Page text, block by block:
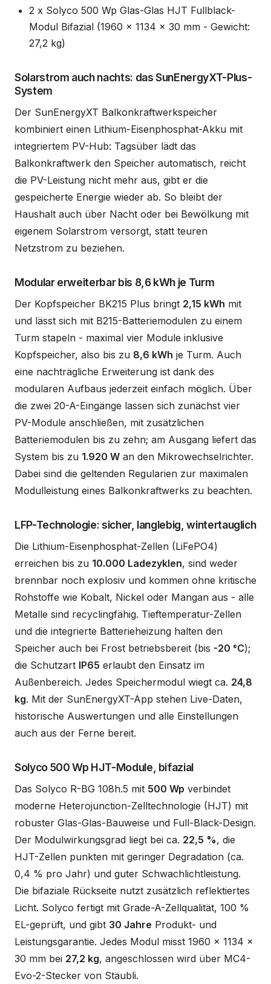
2 x Solyco 500 Wp Glas-Glas HJT Fullblack-
Modul Bifazial (1960 x 1134 x 30 mm - Gewicht:
27,2 kg)
Solarstrom auch nachts: das SunEnergyXT-Plus-
System
Der SunEnergyXT Balkonkraftwerkspeicher
kombiniert einen Lithium-Eisenphosphat-Akku mit
integriertem PV-Hub: Tagsüber lädt das
Balkonkraftwerk den Speicher automatisch, reicht
die PV-Leistung nicht mehr aus, gibt er die
gespeicherte Energie wieder ab. So bleibt der
Haushalt auch über Nacht oder bei Bewölkung mit
eigenem Solarstrom versorgt, statt teuren
Netzstrom zu beziehen.
Modular erweiterbar bis 8,6 kWh je Turm
Der Kopfspeicher BK215 Plus bringt 2,15 kWh mit
und lässt sich mit B215-Batteriemodulen zu einem
Turm stapeln - maximal vier Module inklusive
Kopfspeicher, also bis zu 8,6 kWh je Turm. Auch
eine nachträgliche Erweiterung ist dank des
modularen Aufbaus jederzeit einfach möglich. Über
die zwei 20-A-Eingänge lassen sich zunächst vier
PV-Module anschließen, mit zusätzlichen
Batteriemodulen bis zu zehn; am Ausgang liefert das
System bis zu 1.920 W an den Mikrowechselrichter.
Dabei sind die geltenden Regularien zur maximalen
Modulleistung eines Balkonkraftwerks zu beachten.
LFP-Technologie: sicher, langlebig, wintertauglich
Die Lithium-Eisenphosphat-Zellen (LiFePO4)
erreichen bis zu 10.000 Ladezyklen, sind weder
brennbar noch explosiv und kommen ohne kritische
Rohstoffe wie Kobalt, Nickel oder Mangan aus - alle
Metalle sind recyclingfähig. Tieftemperatur-Zellen
und die integrierte Batterieheizung halten den
Speicher auch bei Frost betriebsbereit (bis -20 °C);
die Schutzart IP65 erlaubt den Einsatz im
Außenbereich. Jedes Speichermodul wiegt ca. 24,8
kg. Mit der SunEnergyXT-App stehen Live-Daten,
historische Auswertungen und alle Einstellungen
auch aus der Ferne bereit.
Solyco 500 Wp HJT-Module, bifazial
Das Solyco R-BG 108h.5 mit 500 Wp verbindet
moderne Heterojunction-Zelltechnologie (HJT) mit
robuster Glas-Glas-Bauweise und Full-Black-Design.
Der Modulwirkungsgrad liegt bei ca. 22,5 %, die
HJT-Zellen punkten mit geringer Degradation (ca.
0,4 % pro Jahr) und guter Schwachlichtleistung.
Die bifaziale Rückseite nutzt zusätzlich reflektiertes
Licht. Solyco fertigt mit Grade-A-Zellqualität, 100 %
EL-geprüft, und gibt 30 Jahre Produkt- und
Leistungsgarantie. Jedes Modul misst 1960 x 1134 x
30 mm bei 27,2 kg, angeschlossen wird über MC4-
Evo-2-Stecker von Stäubli.